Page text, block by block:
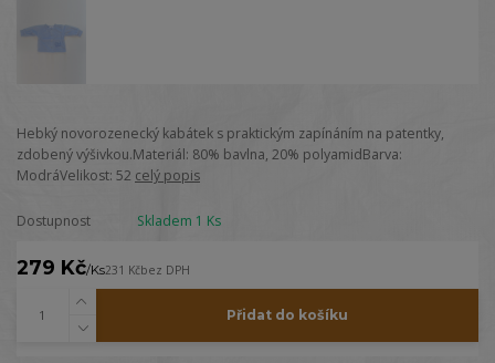
Hebký novorozenecký kabátek s praktickým zapínáním na patentky,
zdobený výšivkou.Materiál: 80% bavlna, 20% polyamidBarva:
ModráVelikost: 52 celý popis
Dostupnost Skladem 1 Ks
279 Kč/Ks231 Kčbez DPH
Přidat do košíku